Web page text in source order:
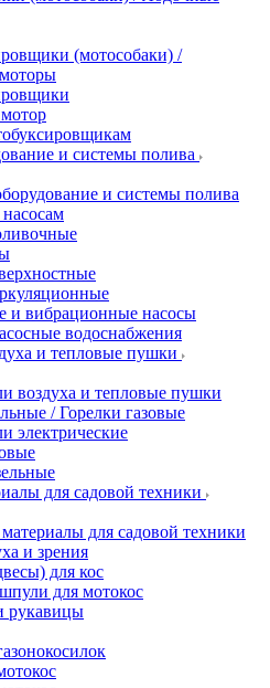
(мотособаки) /
и системы полива
и системы полива
и вибрационные насосы
водоснабжения
и тепловые пушки
воздуха и тепловые пушки
/ Горелки газовые
электрические
для садовой техники
для садовой техники
и зрения
для кос
для мотокос
рукавицы